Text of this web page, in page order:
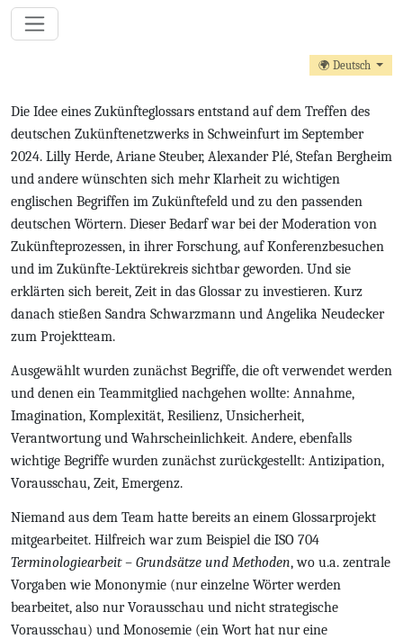
🌍 Deutsch
Die Idee eines Zukünfteglossars entstand auf dem Treffen des
deutschen Zukünftenetzwerks in Schweinfurt im September
2024. Lilly Herde, Ariane Steuber, Alexander Plé, Stefan Bergheim
und andere wünschten sich mehr Klarheit zu wichtigen
englischen Begriffen im Zukünftefeld und zu den passenden
deutschen Wörtern. Dieser Bedarf war bei der Moderation von
Zukünfteprozessen, in ihrer Forschung, auf Konferenzbesuchen
und im Zukünfte-Lektürekreis sichtbar geworden. Und sie
erklärten sich bereit, Zeit in das Glossar zu investieren. Kurz
danach stießen Sandra Schwarzmann und Angelika Neudecker
zum Projektteam.
Ausgewählt wurden zunächst Begriffe, die oft verwendet werden
und denen ein Teammitglied nachgehen wollte: Annahme,
Imagination, Komplexität, Resilienz, Unsicherheit,
Verantwortung und Wahrscheinlichkeit. Andere, ebenfalls
wichtige Begriffe wurden zunächst zurückgestellt: Antizipation,
Vorausschau, Zeit, Emergenz.
Niemand aus dem Team hatte bereits an einem Glossarprojekt
mitgearbeitet. Hilfreich war zum Beispiel die ISO 704
Terminologiearbeit – Grundsätze und Methoden, wo u.a. zentrale
Vorgaben wie Mononymie (nur einzelne Wörter werden
bearbeitet, also nur Vorausschau und nicht strategische
Vorausschau) und Monosemie (ein Wort hat nur eine